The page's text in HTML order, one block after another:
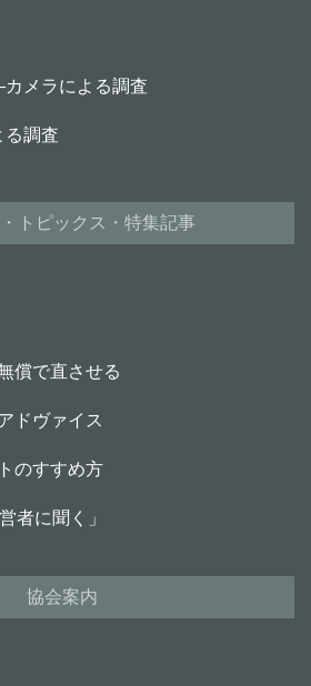
メラによる調査
る調査
トピックス・特集記事
償で直させる
ドヴァイス
のすすめ方
者に聞く」
協会案内